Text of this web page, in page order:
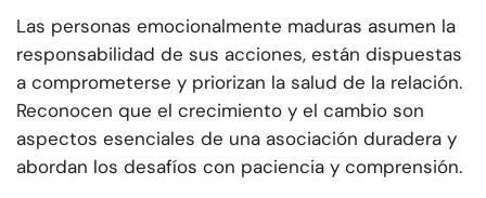
Las personas emocionalmente maduras asumen la
responsabilidad de sus acciones, están dispuestas
a comprometerse y priorizan la salud de la relación.
Reconocen que el crecimiento y el cambio son
aspectos esenciales de una asociación duradera y
abordan los desafíos con paciencia y comprensión.